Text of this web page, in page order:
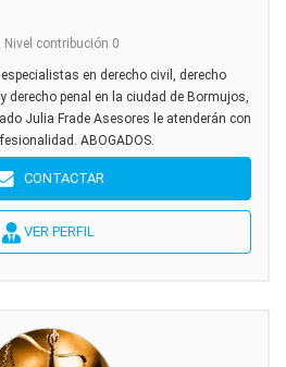
Nivel contribución 0
en derecho civil, derecho
derecho penal en la ciudad de Bormujos,
Julia Frade Asesores le atenderán con
ABOGADOS.
CONTACTAR
VER PERFIL